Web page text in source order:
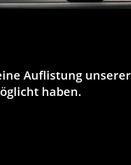
Auflistung
haben.